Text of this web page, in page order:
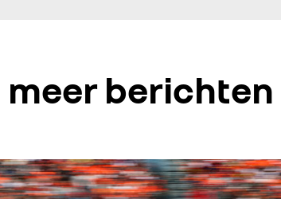
meer berichten